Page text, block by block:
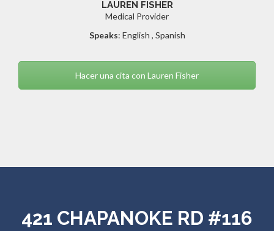
LAUREN FISHER
Medical Provider
Speaks: English , Spanish
Hacer una cita con Lauren Fisher
421 CHAPANOKE RD #116